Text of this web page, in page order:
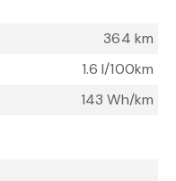
364 km
1.6 l/100km
143 Wh/km